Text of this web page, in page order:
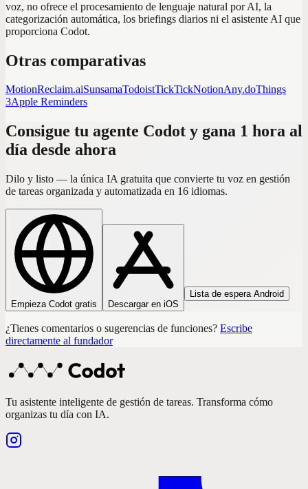
voz, no ofrece el procesamiento de lenguaje natural por AI, la
categorización automática, los briefings diarios ni el asistente AI que
proporciona Codot.
Otras comparativas
MotionReclaim.aiSunsamaTodoistTickTickNotionAny.doThings
3Apple Reminders
Consigue tu agente Codot y gana 1 hora al
día desde ahora
Dilo y listo — la única IA gratuita que convierte tu voz en gestión
de tareas organizada y automatizada en 16 idiomas.
Empieza Codot gratis Descargar en iOS
Lista de espera Android
¿Tienes comentarios o sugerencias de funciones? Escribe
directamente al fundador
Tu asistente inteligente de gestión de tareas. Transforma cómo
organizas tu día con IA.